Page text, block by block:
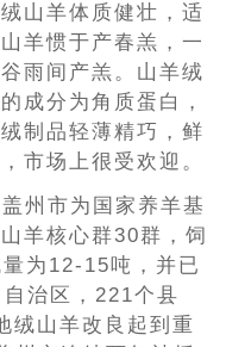
山羊体质健壮，适
羊惯于产春羔，一
雨间产羔。山羊绒
成分为角质蛋白，
制品轻薄精巧，鲜
市场上很受欢迎。
州市为国家养羊基
羊核心群30群，饲
为12-15吨，并已
治区，221个县
绒山羊改良起到重